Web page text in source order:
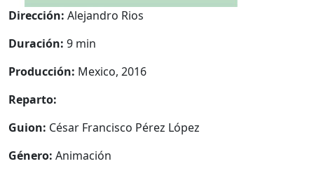
Dirección: Alejandro Rios
Duración: 9 min
Producción: Mexico, 2016
Reparto:
Guion: César Francisco Pérez López
Género: Animación